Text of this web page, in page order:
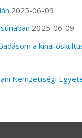
2025-06-09
2025-06-09
a kínai
Nemzetiségi